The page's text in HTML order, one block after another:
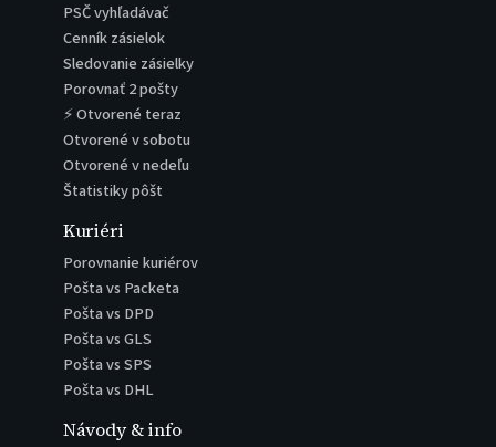
PSČ vyhľadávač
Cenník zásielok
Sledovanie zásielky
Porovnať 2 pošty
⚡ Otvorené teraz
Otvorené v sobotu
Otvorené v nedeľu
Štatistiky pôšt
Kuriéri
Porovnanie kuriérov
Pošta vs Packeta
Pošta vs DPD
Pošta vs GLS
Pošta vs SPS
Pošta vs DHL
Návody & info